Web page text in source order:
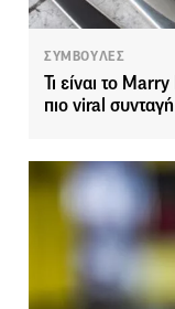
ΣΥΜΒΟΥΛΕΣ
Τι είναι το
πιο viral